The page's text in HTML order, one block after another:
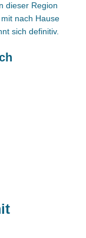
dieser Region
nach Hause
sich definitiv.